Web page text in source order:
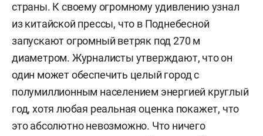
страны. К своему огромному удивлению узнал
из китайской прессы, что в Поднебесной
запускают огромный ветряк под 270 м
диаметром. Журналисты утверждают, что он
один может обеспечить целый город c
полумиллионным населением энергией круглый
год, хотя любая реальная оценка покажет, что
это абсолютно невозможно. Что ничего